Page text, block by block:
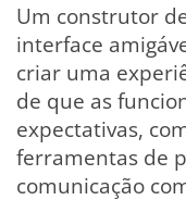
Um construtor
interface
criar uma
de que as
expectativas,
ferramentas de
comunicação